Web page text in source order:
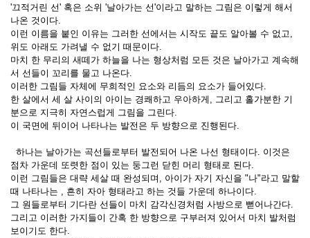
'끄적거린 선' 혹은 소위 '날아가는 선'이라고 말하는 그림은 이렇게 해서
나온 것이다.
이런 이름을 붙인 이유는 그러한 선에서는 시작도 끝도 알아볼 수 없고,
위도 아래도 가려낼 수 없기 때문이다.
마치 한 무리의 새떼가 하늘을 나는 형상처럼 모든 것은 날아가고 계속해
서 선들이 꼬리를 물고 나온다.
이러한 그림들 자체에 무희적인 요소와 리듬의 요소가 들어있다.
한 살에서 세 살 사이의 아이는 경쾌하고 우아하게, 그리고 홀가분한 기
분으로 지극히 자연스럽게 그림을 그린다.
이 국면에 뒤이어 나타나는 발전은 두 방향으로 진행된다.
하나는 날아가는 곡선들로부터 발전되어 나온 나선 형태이다. 이것은
점차 가운데 또렷한 점이 있는 둥그런 닫힌 머리 형태로 된다.
이런 그림들은 대략 세살 때 완성되며, 아이가 자기 자신을 "나"라고 말할
때 나타나는 , 흔히 자아 형태라고 하는 것들 가운데 하나이다.
그 원들로부터 기다란 선들이 마치 감각신경처럼 사방으로 뻗어나간다.
그리고 이러한 가지들이 간혹 한 방향으로 구부러져 있어서 마치 발처럼
보이기도 한다.